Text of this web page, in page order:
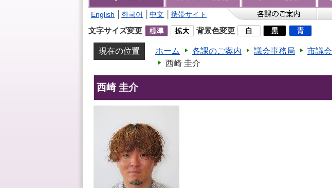
English 한국어 中文 携帯サイト
文字サイズ変更 背景色変更
現在の位置 ホーム 各課のご案内 議会事務局 市議会
西崎 圭介
西崎 圭介